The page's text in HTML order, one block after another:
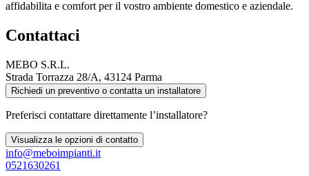
affidabilita e comfort per il vostro ambiente domestico e aziendale.
Contattaci
MEBO S.R.L.
Strada Torrazza 28/A, 43124 Parma
Richiedi un preventivo o contatta un installatore
Preferisci contattare direttamente l’installatore?
Visualizza le opzioni di contatto
info@meboimpianti.it
0521630261